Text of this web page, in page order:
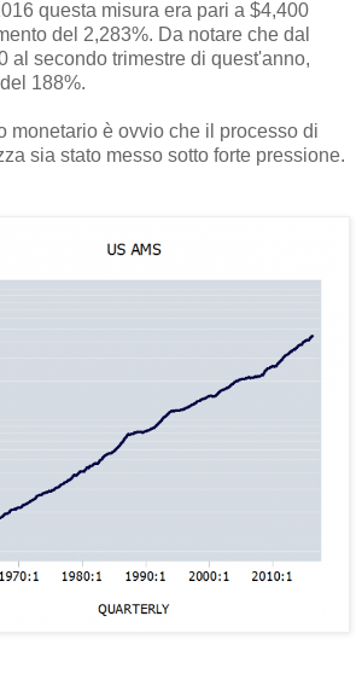
questa misura era pari a $4,400
del 2,283%. Da notare che dal
al secondo trimestre di quest'anno,
188%.
monetario è ovvio che il processo di
sia stato messo sotto forte pressione.